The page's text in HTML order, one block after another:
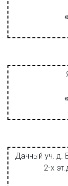
Дачный уч. д.
2-х